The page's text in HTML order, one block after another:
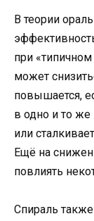
В теории
при
может
повышается,
в одно и то же
или
Ещё на
повлиять
Спираль также